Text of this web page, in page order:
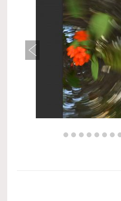
Previous